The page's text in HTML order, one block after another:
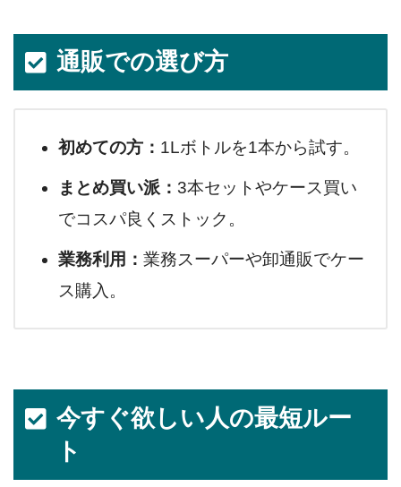
通販での選び方
初めての方： 1Lボトルを1本から試す。
まとめ買い派： 3本セットやケース買い
でコスパ良くストック。
業務利用： 業務スーパーや卸通販でケー
ス購入。
今すぐ欲しい人の最短ルー
ト